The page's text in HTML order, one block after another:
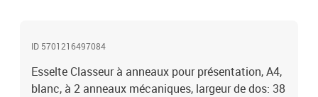
ID 5701216497084
Esselte Classeur à anneaux pour présentation, A4,
blanc, à 2 anneaux mécaniques, largeur de dos: 38